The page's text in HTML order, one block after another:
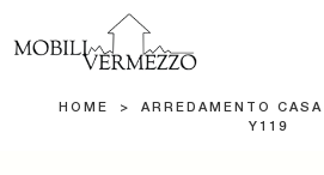
HOME > ARREDAMENTO CASA
Y119